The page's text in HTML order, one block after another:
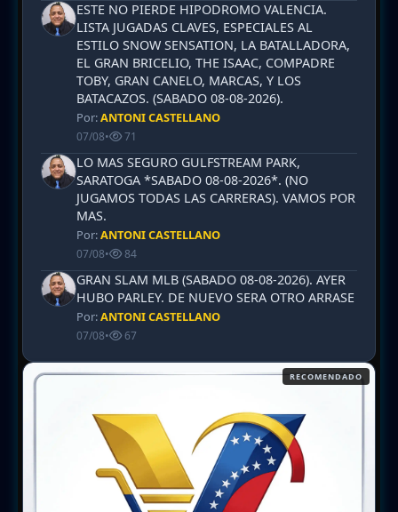
ESTE NO PIERDE HIPODROMO VALENCIA.
LISTA JUGADAS CLAVES, ESPECIALES AL
ESTILO SNOW SENSATION, LA BATALLADORA,
EL GRAN BRICELIO, THE ISAAC, COMPADRE
TOBY, GRAN CANELO, MARCAS, Y LOS
BATACAZOS. (SABADO 08-08-2026).
Por:ANTONI CASTELLANO
07/08• 71
LO MAS SEGURO GULFSTREAM PARK,
SARATOGA *SABADO 08-08-2026*. (NO
JUGAMOS TODAS LAS CARRERAS). VAMOS POR
MAS.
Por:ANTONI CASTELLANO
07/08• 84
GRAN SLAM MLB (SABADO 08-08-2026). AYER
HUBO PARLEY. DE NUEVO SERA OTRO ARRASE
Por:ANTONI CASTELLANO
07/08• 67
RECOMENDADO